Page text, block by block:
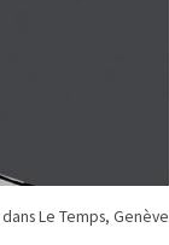
Le Temps, Genève